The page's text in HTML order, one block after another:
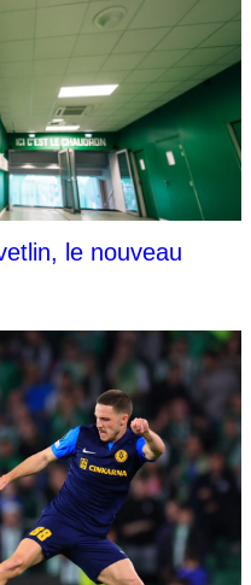
le nouveau